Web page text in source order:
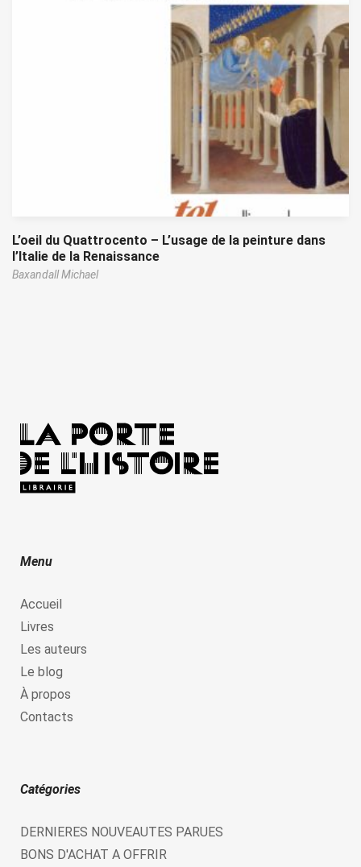
L’oeil du Quattrocento – L’usage de la peinture dans
l’Italie de la Renaissance
Baxandall Michael
Menu
Accueil
Livres
Les auteurs
Le blog
À propos
Contacts
Catégories
DERNIERES NOUVEAUTES PARUES
BONS D'ACHAT A OFFRIR